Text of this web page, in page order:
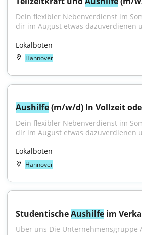
Dein flexibler Nebenverdienst im
dir im August etwas dazuverdienen
Lokalboten
Hannover
Aushilfe (m/w/d) In Vollzeit
Dein flexibler Nebenverdienst im
dir im August etwas dazuverdienen
Lokalboten
Hannover
Studentische Aushilfe im
Über uns Die Unternehmensgruppe